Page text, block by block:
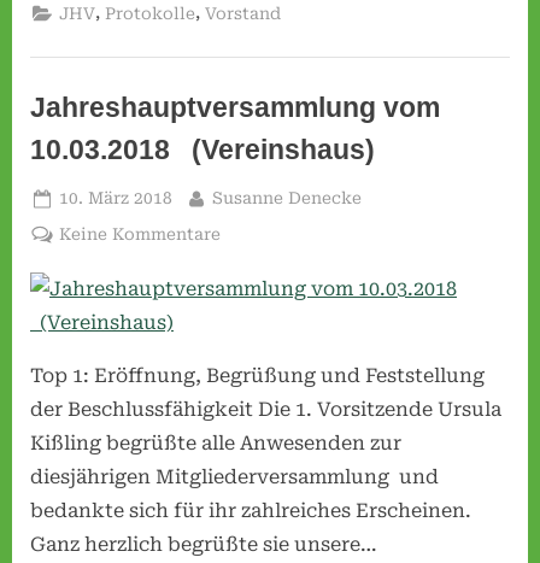
JHV, Protokolle,Vorstand
Jahreshauptversammlung vom
10.03.2018 (Vereinshaus)
Posted
on
10. März 2018 By
Susanne Denecke
Keine Kommentare
vom
Top 1: Eröffnung, Begrüßung und Feststellung
der Beschlussfähigkeit Die 1. Vorsitzende Ursula
Kißling begrüßte alle Anwesenden zur
diesjährigen Mitgliederversammlung und
bedankte sich für ihr zahlreiches Erscheinen.
Ganz herzlich begrüßte sie unsere…